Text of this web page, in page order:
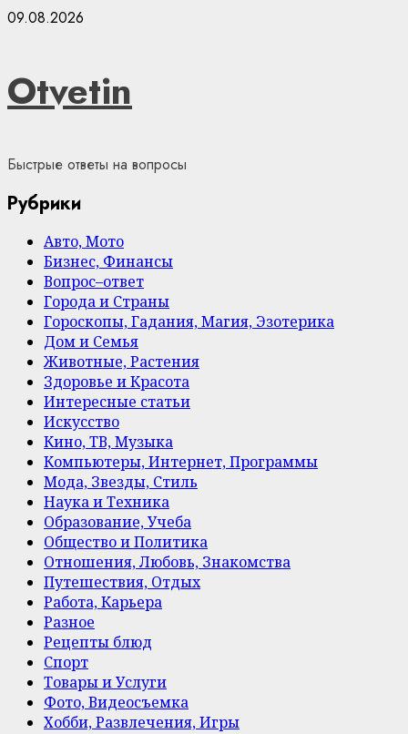
Skip
09.08.2026
Otvetin
Быстрые ответы на вопросы
Рубрики
Авто, Мото
Бизнес, Финансы
Вопрос–ответ
Города и Страны
Гороскопы, Гадания, Магия, Эзотерика
Дом и Семья
Животные, Растения
Здоровье и Красота
Интересные статьи
Искусство
Кино, ТВ, Музыка
Компьютеры, Интернет, Программы
Мода, Звезды, Стиль
Наука и Техника
Образование, Учеба
Общество и Политика
Отношения, Любовь, Знакомства
Путешествия, Отдых
Работа, Карьера
Разное
Рецепты блюд
Спорт
Товары и Услуги
Фото, Видеосъемка
Хобби, Развлечения, Игры